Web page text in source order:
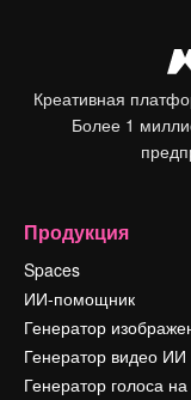
Креативная
Более 1
Продукция
Spaces
ИИ-помощник
Генератор
Генератор видео ИИ
Генератор голоса